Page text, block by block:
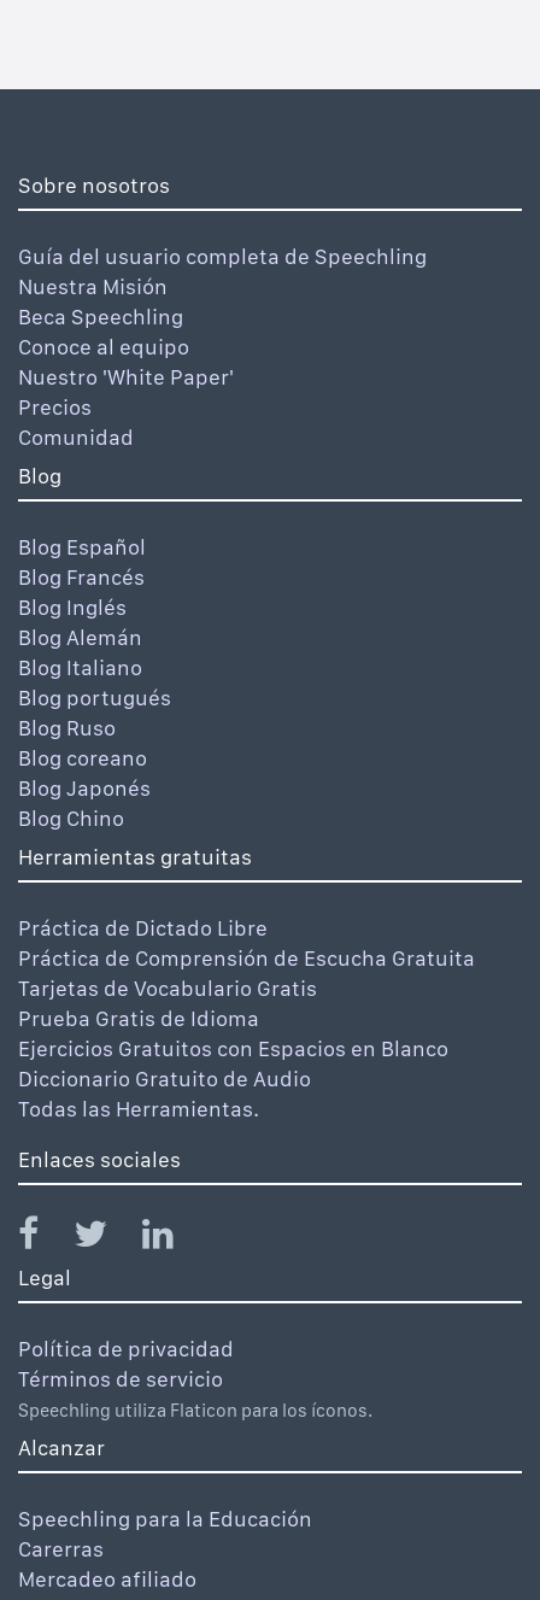
Sobre nosotros
Guía del usuario completa de Speechling
Nuestra Misión
Beca Speechling
Conoce al equipo
Nuestro 'White Paper'
Precios
Comunidad
Blog
Blog Español
Blog Francés
Blog Inglés
Blog Alemán
Blog Italiano
Blog portugués
Blog Ruso
Blog coreano
Blog Japonés
Blog Chino
Herramientas gratuitas
Práctica de Dictado Libre
Práctica de Comprensión de Escucha Gratuita
Tarjetas de Vocabulario Gratis
Prueba Gratis de Idioma
Ejercicios Gratuitos con Espacios en Blanco
Diccionario Gratuito de Audio
Todas las Herramientas.
Enlaces sociales
Legal
Política de privacidad
Términos de servicio
Speechling utiliza Flaticon para los íconos.
Alcanzar
Speechling para la Educación
Carerras
Mercadeo afiliado